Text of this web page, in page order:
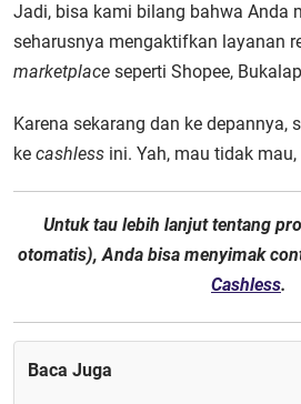
Jadi, bisa kami bilang bahwa Anda
seharusnya mengaktifkan layanan
marketplace seperti Shopee,
Karena sekarang dan ke depannya,
ke cashless ini. Yah, mau tidak
Untuk tau lebih lanjut tentang
otomatis), Anda bisa menyimak
Cashless.
Baca Juga